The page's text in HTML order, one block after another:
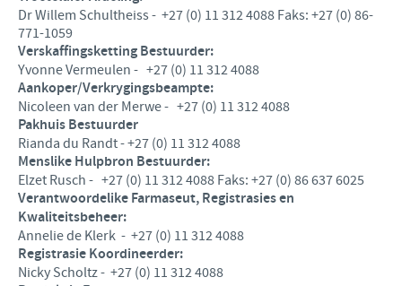
Dr Willem Schultheiss - +27 (0) 11 312 4088 Faks: +27 (0) 86-
771-1059
Verskaffingsketting Bestuurder:
Yvonne Vermeulen - +27 (0) 11 312 4088
Aankoper/Verkrygingsbeampte:
Nicoleen van der Merwe - +27 (0) 11 312 4088
Pakhuis Bestuurder
Rianda du Randt - +27 (0) 11 312 4088
Menslike Hulpbron Bestuurder:
Elzet Rusch - +27 (0) 11 312 4088 Faks: +27 (0) 86 637 6025
Verantwoordelike Farmaseut,Registrasies en
Kwaliteitsbeheer:
Annelie de Klerk - +27 (0) 11 312 4088
Registrasie Koordineerder:
Nicky Scholtz - +27 (0) 11 312 4088